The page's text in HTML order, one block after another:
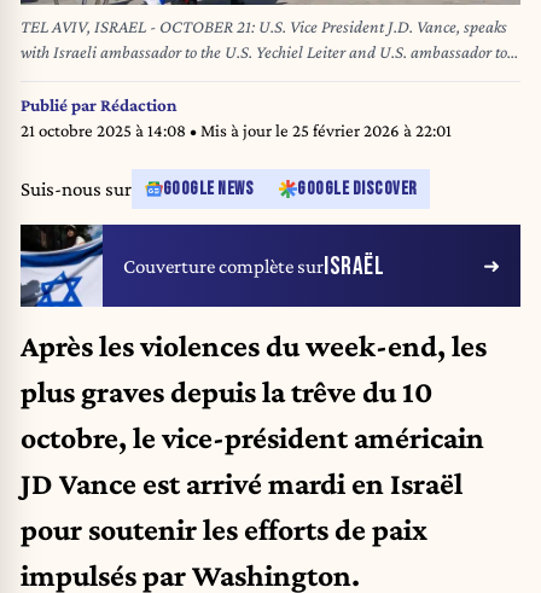
TEL AVIV, ISRAEL - OCTOBER 21: U.S. Vice President J.D. Vance, speaks
with Israeli ambassador to the U.S. Yechiel Leiter and U.S. ambassador to
Israel Mike Huckabee upon his arrival at Ben Gurion airport on October 21,
2025 in Tel Aviv, Israel. Vance is scheduled to meet with Prime Minister
Benjamin Netanyahu in ongoing efforts to maintain the ceasefire between
GETTY IMAGES NORTH AMERICA / Getty Images via AFP
Publié parRédaction
21 octobre 2025 à 14:08 • Mis à jour le 25 février 2026 à 22:01
Suis-nous sur GOOGLE NEWS GOOGLE DISCOVER
Couverture complète surISRAËL
Après les violences du week-end, les
plus graves depuis la trêve du 10
octobre, le vice-président américain
JD Vance est arrivé mardi en Israël
pour soutenir les efforts de paix
impulsés par Washington.